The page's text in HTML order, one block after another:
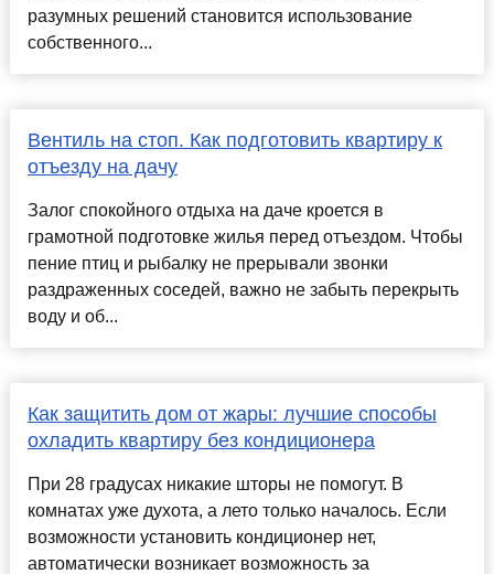
разумных решений становится использование
собственного...
Вентиль на стоп. Как подготовить квартиру к
отъезду на дачу
Залог спокойного отдыха на даче кроется в
грамотной подготовке жилья перед отъездом. Чтобы
пение птиц и рыбалку не прерывали звонки
раздраженных соседей, важно не забыть перекрыть
воду и об...
Как защитить дом от жары: лучшие способы
охладить квартиру без кондиционера
При 28 градусах никакие шторы не помогут. В
комнатах уже духота, а лето только началось. Если
возможности установить кондиционер нет,
автоматически возникает возможность за